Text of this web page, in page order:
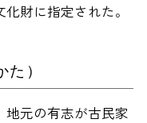
財に指定された。
）
地元の有志が古民家